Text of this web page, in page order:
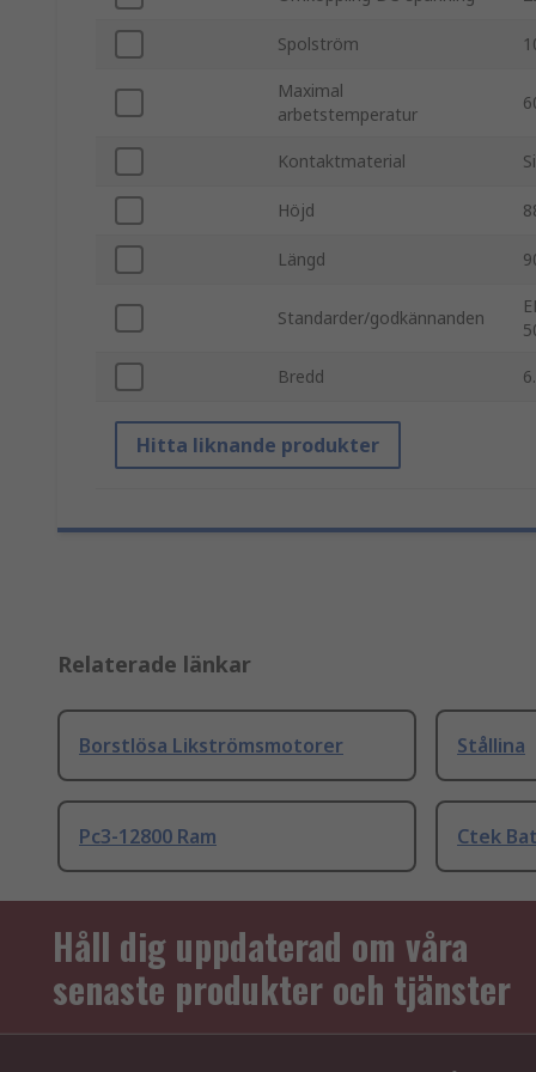
Spolström
Maximal
arbetstemperatur
Kontaktmaterial
Höjd
Längd
Standarder/godkännanden
Bredd
Hitta liknande produkter
Relaterade länkar
Borstlösa Likströmsmotorer Stållina
Pc3-12800 Ram Ctek
Håll dig uppdaterad om våra
senaste produkter och tjänster